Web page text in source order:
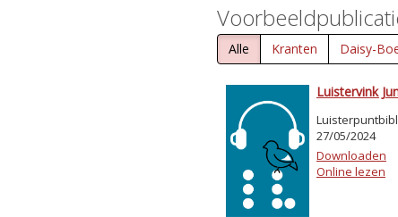
Alle Kranten Daisy-
Luistervink
27/05/2024
Downloaden
Online lezen